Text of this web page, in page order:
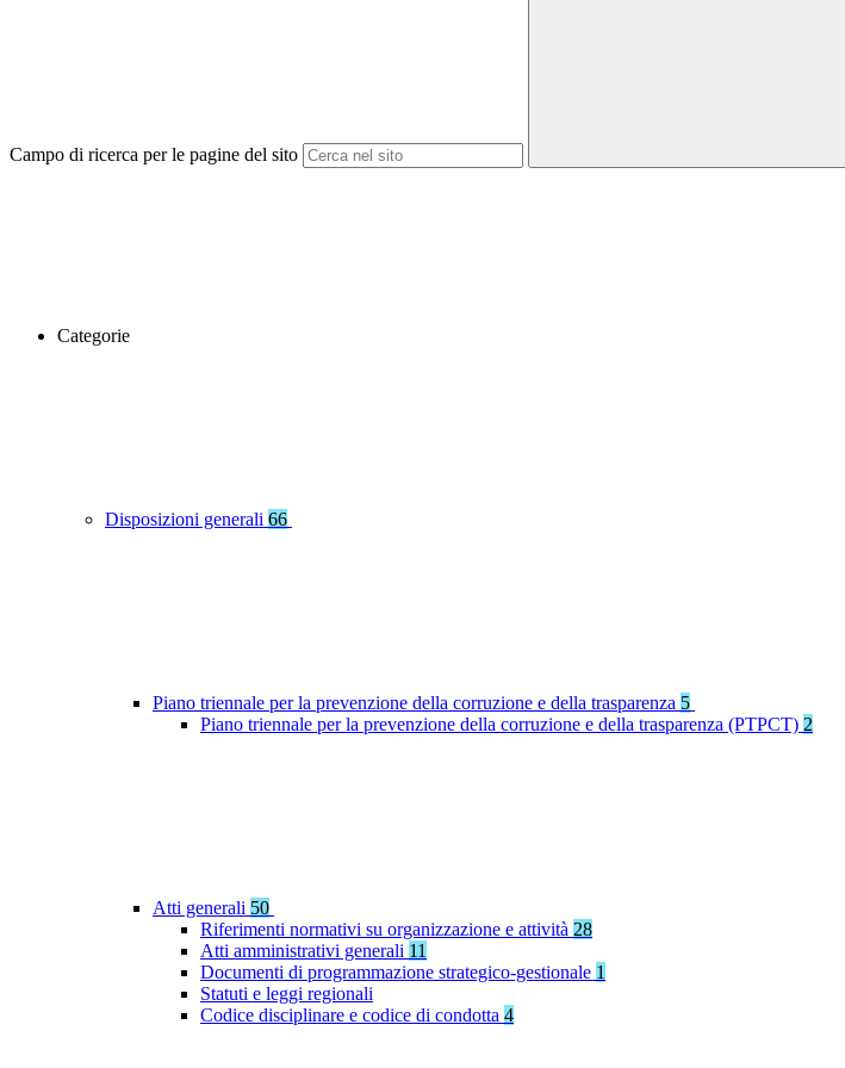
Campo di ricerca per le pagine del sito
Categorie
Disposizioni generali 66
Piano triennale per la prevenzione della corruzione e della trasparenza 5
Piano triennale per la prevenzione della corruzione e della trasparenza (PTPCT) 2
Atti generali 50
Riferimenti normativi su organizzazione e attività 28
Atti amministrativi generali 11
Documenti di programmazione strategico-gestionale 1
Statuti e leggi regionali
Codice disciplinare e codice di condotta 4